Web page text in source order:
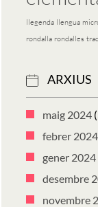
llegenda llengua
rondalla rondalles
ARXIUS
maig 2024
febrer 2024
gener 2024
desembre
novembre